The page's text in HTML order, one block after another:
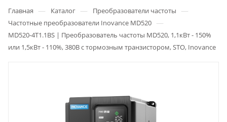
Главная — Каталог — Преобразователи частоты —
Частотные преобразователи Inovance MD520 —
MD520-4T1.1BS | Преобразователь частоты MD520, 1,1кВт - 150%
или 1,5кВт - 110%, 380В с тормозным транзистором, STO, Inovance